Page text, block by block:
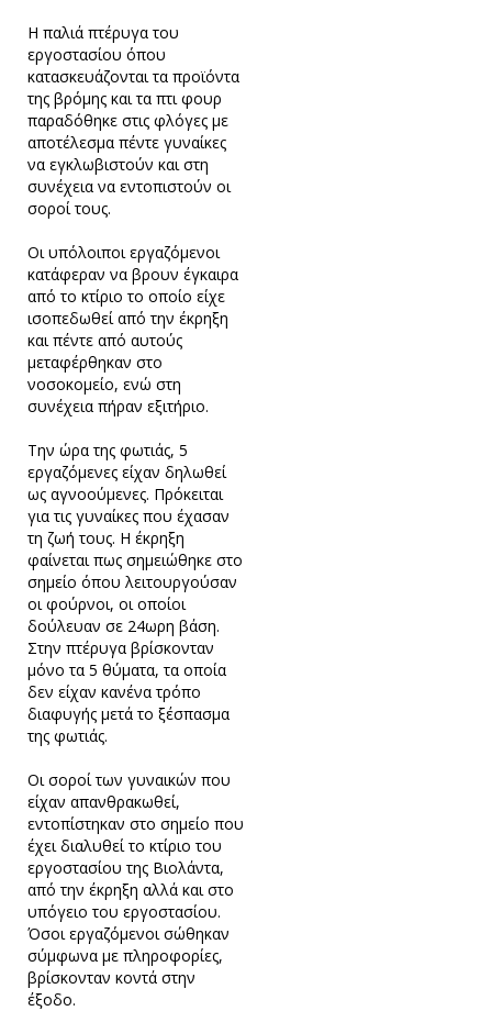
Η παλιά πτέρυγα του
εργοστασίου όπου
κατασκευάζονται τα προϊόντα
της βρόμης και τα πτι φουρ
παραδόθηκε στις φλόγες με
αποτέλεσμα πέντε γυναίκες
να εγκλωβιστούν και στη
συνέχεια να εντοπιστούν οι
σοροί τους.
Οι υπόλοιποι εργαζόμενοι
κατάφεραν να βρουν έγκαιρα
από το κτίριο το οποίο είχε
ισοπεδωθεί από την έκρηξη
και πέντε από αυτούς
μεταφέρθηκαν στο
νοσοκομείο, ενώ στη
συνέχεια πήραν εξιτήριο.
Την ώρα της φωτιάς, 5
εργαζόμενες είχαν δηλωθεί
ως αγνοούμενες. Πρόκειται
για τις γυναίκες που έχασαν
τη ζωή τους. Η έκρηξη
φαίνεται πως σημειώθηκε στο
σημείο όπου λειτουργούσαν
οι φούρνοι, οι οποίοι
δούλευαν σε 24ωρη βάση.
Στην πτέρυγα βρίσκονταν
μόνο τα 5 θύματα, τα οποία
δεν είχαν κανένα τρόπο
διαφυγής μετά το ξέσπασμα
της φωτιάς.
Οι σοροί των γυναικών που
είχαν απανθρακωθεί,
εντοπίστηκαν στο σημείο που
έχει διαλυθεί το κτίριο του
εργοστασίου της Βιολάντα,
από την έκρηξη αλλά και στο
υπόγειο του εργοστασίου.
Όσοι εργαζόμενοι σώθηκαν
σύμφωνα με πληροφορίες,
βρίσκονταν κοντά στην
έξοδο.